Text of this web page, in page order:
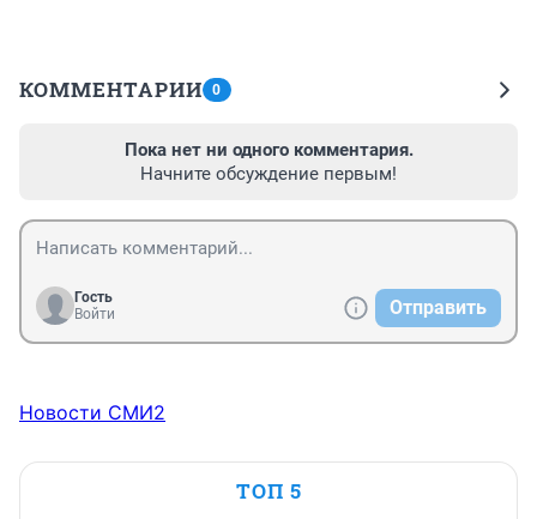
КОММЕНТАРИИ 0
Пока нет ни одного комментария.
Начните обсуждение первым!
Гость
Войти
Отправить
Новости СМИ2
ТОП 5